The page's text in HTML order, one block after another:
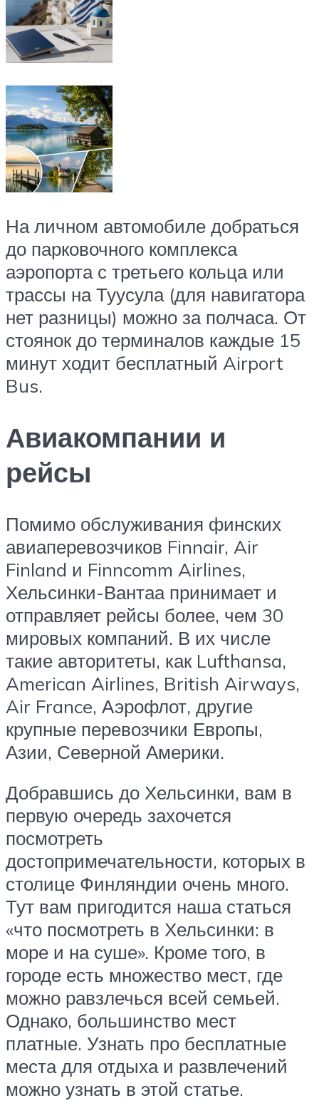
На личном автомобиле добраться
до парковочного комплекса
аэропорта с третьего кольца или
трассы на Туусула (для навигатора
нет разницы) можно за полчаса. От
стоянок до терминалов каждые 15
минут ходит бесплатный Airport
Bus.
Авиакомпании и
рейсы
Помимо обслуживания финских
авиаперевозчиков Finnair, Air
Finland и Finncomm Airlines,
Хельсинки-Вантаа принимает и
отправляет рейсы более, чем 30
мировых компаний. В их числе
такие авторитеты, как Lufthansa,
American Airlines, British Airways,
Air France, Аэрофлот, другие
крупные перевозчики Европы,
Азии, Северной Америки.
Добравшись до Хельсинки, вам в
первую очередь захочется
посмотреть
достопримечательности, которых в
столице Финляндии очень много.
Тут вам пригодится наша статься
«что посмотреть в Хельсинки: в
море и на суше». Кроме того, в
городе есть множество мест, где
можно равзлечься всей семьей.
Однако, большинство мест
платные. Узнать про бесплатные
места для отдыха и развлечений
можно узнать в этой статье.